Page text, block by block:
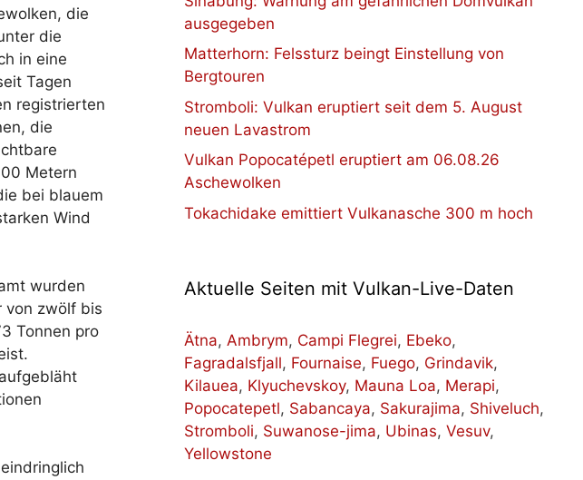
die
die
in eine
Tagen
registrierten
die
Metern
bei blauem
Wind
wurden
von zwölf bis
Tonnen pro
ausgegeben
Matterhorn: Felssturz beingt Einstellung von
Bergtouren
Stromboli: Vulkan eruptiert seit dem 5. August
neuen Lavastrom
Vulkan Popocatépetl eruptiert am 06.08.26
Aschewolken
Tokachidake emittiert Vulkanasche 300 m hoch
Aktuelle Seiten mit Vulkan-Live-Daten
Ätna, Ambrym, Campi Flegrei, Ebeko,
Fagradalsfjall, Fournaise, Fuego, Grindavik,
Kilauea, Klyuchevskoy, Mauna Loa, Merapi,
Popocatepetl, Sabancaya, Sakurajima, Shiveluch,
Stromboli, Suwanose-jima, Ubinas, Vesuv,
Yellowstone